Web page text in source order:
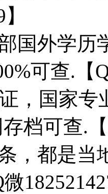
国外学历
可查.【
，国家
档可查.
，都是当